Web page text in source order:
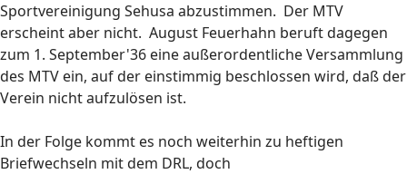
Sportvereinigung Sehusa abzustimmen. Der MTV
erscheint aber nicht. August Feuerhahn beruft dagegen
zum 1. September'36 eine außerordentliche Versammlung
des MTV ein, auf der einstimmig beschlossen wird, daß der
Verein nicht aufzulösen ist.
In der Folge kommt es noch weiterhin zu heftigen
Briefwechseln mit dem DRL, doch